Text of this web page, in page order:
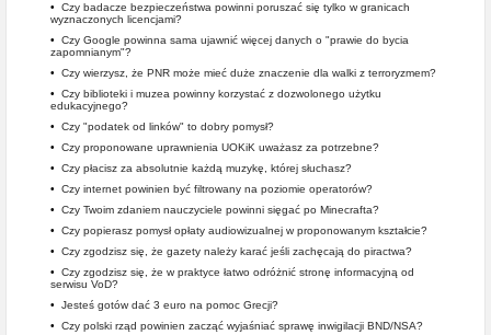
• Czy badacze bezpieczeństwa powinni poruszać się tylko w granicach
wyznaczonych licencjami?
• Czy Google powinna sama ujawnić więcej danych o "prawie do bycia
zapomnianym"?
• Czy wierzysz, że PNR może mieć duże znaczenie dla walki z terroryzmem?
• Czy biblioteki i muzea powinny korzystać z dozwolonego użytku
edukacyjnego?
• Czy "podatek od linków" to dobry pomysł?
• Czy proponowane uprawnienia UOKiK uważasz za potrzebne?
• Czy płacisz za absolutnie każdą muzykę, której słuchasz?
• Czy internet powinien być filtrowany na poziomie operatorów?
• Czy Twoim zdaniem nauczyciele powinni sięgać po Minecrafta?
• Czy popierasz pomysł opłaty audiowizualnej w proponowanym kształcie?
• Czy zgodzisz się, że gazety należy karać jeśli zachęcają do piractwa?
• Czy zgodzisz się, że w praktyce łatwo odróżnić stronę informacyjną od
serwisu VoD?
• Jesteś gotów dać 3 euro na pomoc Grecji?
• Czy polski rząd powinien zacząć wyjaśniać sprawę inwigilacji BND/NSA?